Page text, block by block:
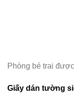
Phòng bé trai
Giấy dán tường